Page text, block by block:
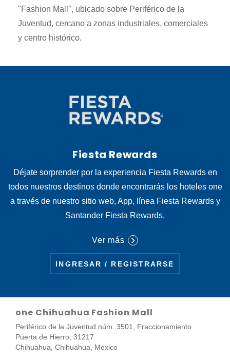
"Fashion Mall", ubicado sobre Periférico de la
Juventud, cercano a zonas industriales, comerciales
y centro histórico.
Fiesta Rewards
Déjate sorprender por la experiencia Fiesta Rewards en
todos nuestros destinos donde encontrarás los hoteles one
a través de nuestro sitio web, App, línea Fiesta Rewards y
Santander Fiesta Rewards.
Ver más
INGRESAR / REGISTRARSE
one Chihuahua Fashion Mall
Periférico de la Juventud núm. 3501, Fraccionamiento
Puerta de Hierro, 31217
Chihuahua, Chihuahua, Mexico